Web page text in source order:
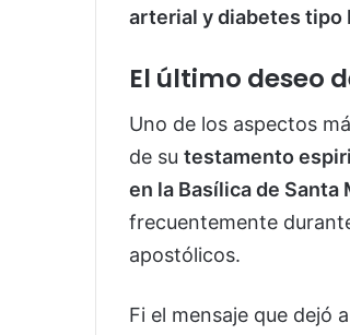
arterial y diabetes tipo
El último deseo
Uno de los aspectos
de su testamento
en la Basílica de Santa
frecuentemente
apostólicos.
Fi el mensaje que dejó